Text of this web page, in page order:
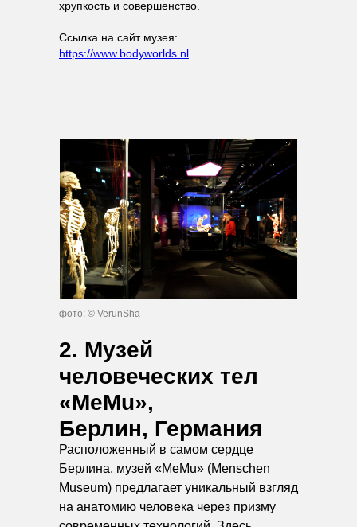
хрупкость и совершенство.
Ссылка на сайт музея:
https://www.bodyworlds.nl
2. Музей
человеческих тел
«MeMu»,
Берлин, Германия
Расположенный в самом сердце
Берлина, музей «MeMu» (Menschen
Museum) предлагает уникальный взгляд
на анатомию человека через призму
фото: © VerunSha